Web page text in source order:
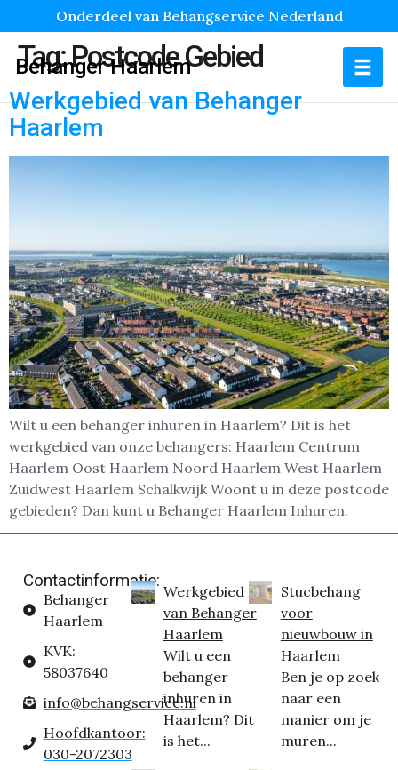
Onderdeel van Behangservice Nederland
Behanger Haarlem
Tag:Postcode Gebied
Werkgebied van Behanger
Haarlem
Wilt u een behanger inhuren in Haarlem? Dit is het
werkgebied van onze behangers: Haarlem Centrum
Haarlem Oost Haarlem Noord Haarlem West Haarlem
Zuidwest Haarlem Schalkwijk Woont u in deze postcode
gebieden? Dan kunt u Behanger Haarlem Inhuren.
Contactinformatie:
Behanger
Haarlem
KVK:
58037640
info@behangservice.nl
Hoofdkantoor:
030-2072303
Werkgebied
van Behanger
Haarlem
Wilt u een
behanger
inhuren in
Haarlem? Dit
is het...
Stucbehang
voor
nieuwbouw in
Haarlem
Ben je op zoek
naar een
manier om je
muren...